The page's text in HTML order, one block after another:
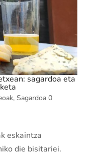
sagardoa eta
, Sagardoa 0
eskaintza
die bisitariei.